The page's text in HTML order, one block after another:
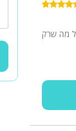
מה שרק